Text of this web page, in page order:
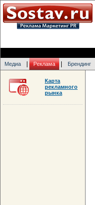
Медиа Реклама Брендинг
Карта
рекламного
рынка